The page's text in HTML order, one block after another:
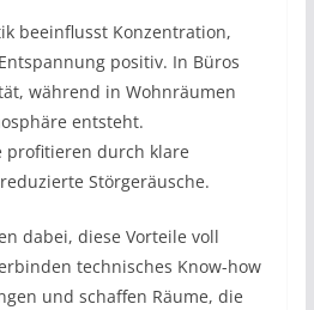
beeinflusst Konzentration,
positiv. In Büros
während in Wohnräumen
entsteht.
profitieren durch klare
Störgeräusche.
dabei, diese Vorteile voll
technisches Know-how
und schaffen Räume, die